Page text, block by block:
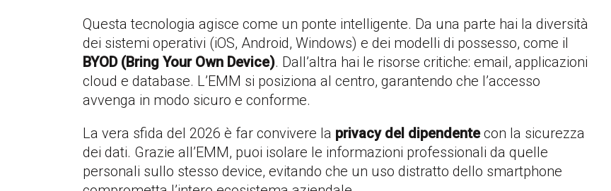
Questa tecnologia agisce come un ponte intelligente. Da una parte hai la diversità
dei sistemi operativi (iOS, Android, Windows) e dei modelli di possesso, come il
BYOD (Bring Your Own Device). Dall’altra hai le risorse critiche: email, applicazioni
cloud e database. L’EMM si posiziona al centro, garantendo che l’accesso
avvenga in modo sicuro e conforme.
La vera sfida del 2026 è far convivere la privacy del dipendentecon la sicurezza
dei dati. Grazie all’EMM, puoi isolare le informazioni professionali da quelle
personali sullo stesso device, evitando che un uso distratto dello smartphone